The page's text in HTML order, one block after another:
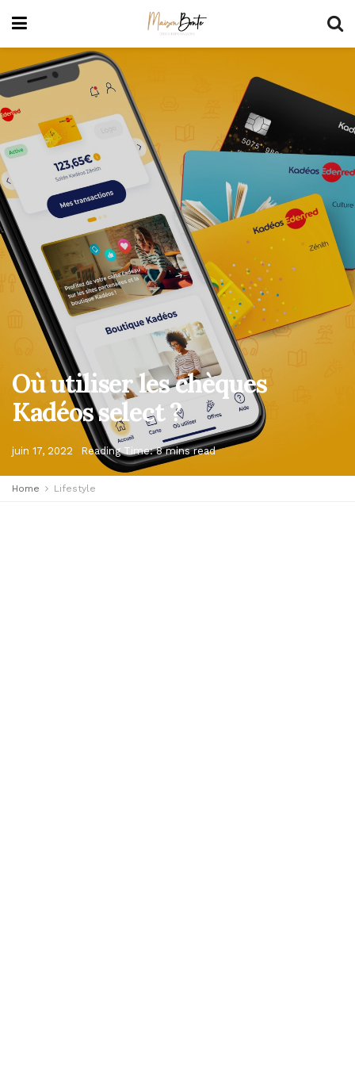
Où utiliser les chèques
Kadéos select ?
juin 17, 2022 Reading Time: 8 mins read
Home Lifestyle